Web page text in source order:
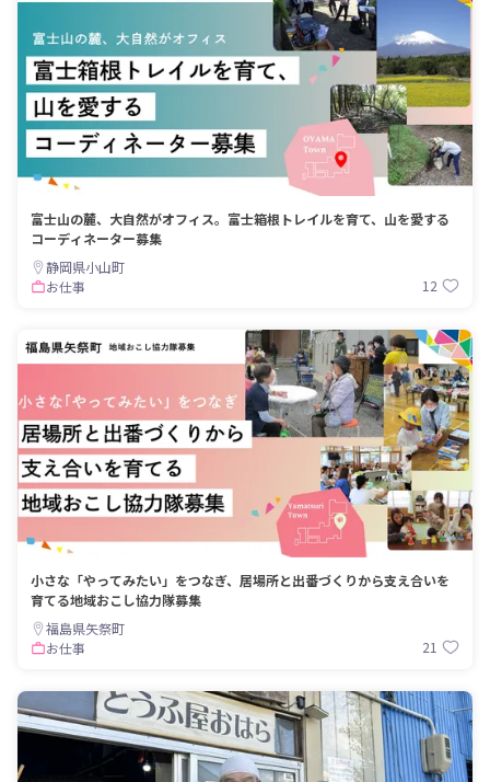
富士山の麓、大自然がオフィス。富士箱根トレイルを育て、山を愛する
コーディネーター募集
静岡県小山町
お仕事
12
小さな「やってみたい」をつなぎ、居場所と出番づくりから支え合いを
育てる地域おこし協力隊募集
福島県矢祭町
お仕事
21